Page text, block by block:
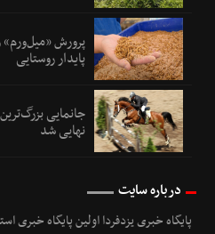
پرورش «میل‌ورم»
پایدار روستایی
جانمایی
نهایی شد
درباره سایت
پایگاه خبری یزدفردا اولین پایگاه خبری